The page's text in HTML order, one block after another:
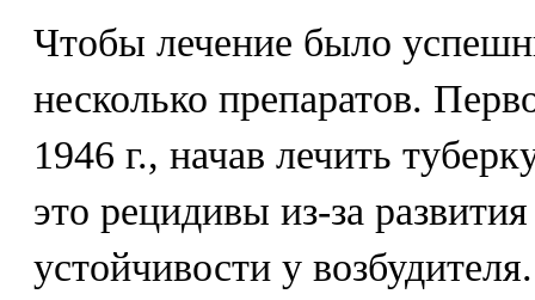
Чтобы лечение было
несколько препаратов.
1946 г., начав лечить
это рецидивы из-за
устойчивости у